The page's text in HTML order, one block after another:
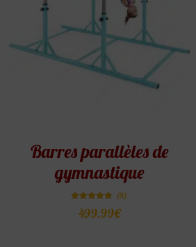
Barres parallèles de
gymnastique
4.80
(5)
499.99€